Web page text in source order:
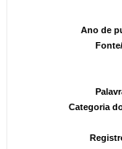
Ano de
Categoria